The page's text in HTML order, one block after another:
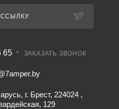
65 ЗАКАЗАТЬ ЗВОНОК
г. Брест, 224024 ,
129